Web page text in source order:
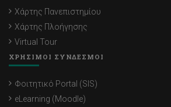
Χάρτης Πανεπιστημίου
Χάρτης Πλοήγησης
Virtual Tour
ΧΡΗΣΙΜΟΙ ΣΥΝΔΕΣΜΟΙ
Φοιτητικό Portal (SIS)
eLearning (Moodle)